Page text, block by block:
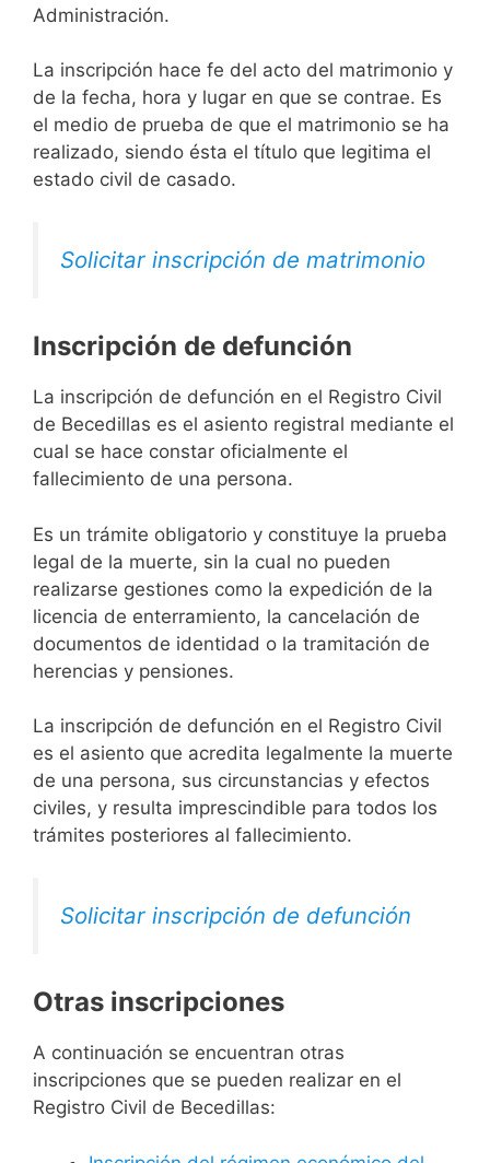
Administración.
La inscripción hace fe del acto del matrimonio y
de la fecha, hora y lugar en que se contrae. Es
el medio de prueba de que el matrimonio se ha
realizado, siendo ésta el título que legitima el
estado civil de casado.
Solicitar inscripción de matrimonio
Inscripción de defunción
La inscripción de defunción en el Registro Civil
de Becedillas es el asiento registral mediante el
cual se hace constar oficialmente el
fallecimiento de una persona.
Es un trámite obligatorio y constituye la prueba
legal de la muerte, sin la cual no pueden
realizarse gestiones como la expedición de la
licencia de enterramiento, la cancelación de
documentos de identidad o la tramitación de
herencias y pensiones.
La inscripción de defunción en el Registro Civil
es el asiento que acredita legalmente la muerte
de una persona, sus circunstancias y efectos
civiles, y resulta imprescindible para todos los
trámites posteriores al fallecimiento.
Solicitar inscripción de defunción
Otras inscripciones
A continuación se encuentran otras
inscripciones que se pueden realizar en el
Registro Civil de Becedillas: